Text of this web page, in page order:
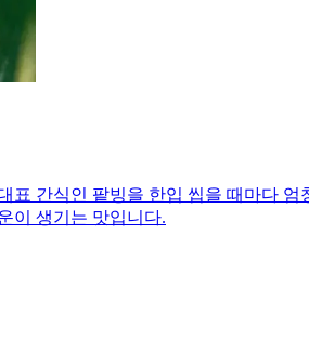
표 간식인 팥빙을 한입 씹을 때마다
이 생기는 맛입니다.